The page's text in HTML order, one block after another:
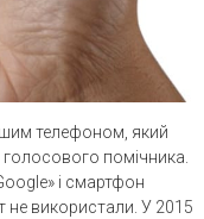
телефоном, який
голосового помічника.
і смартфон
не використали. У 2015